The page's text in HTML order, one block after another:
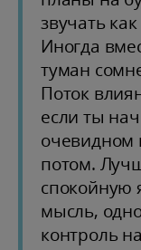
звучать
Иногда
туман
Поток
если ты
очевидном
потом.
спокойную
мысль,
контроль